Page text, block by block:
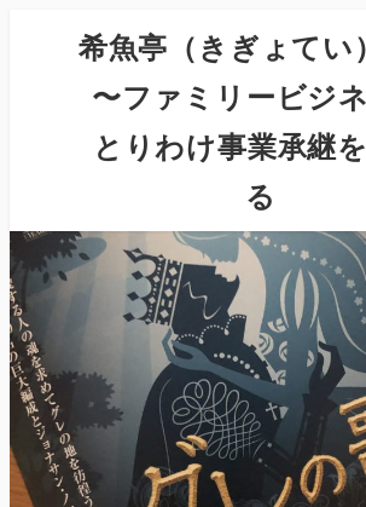
希魚亭（きぎょてい
〜ファミリービジネ
とりわけ事業承継
る